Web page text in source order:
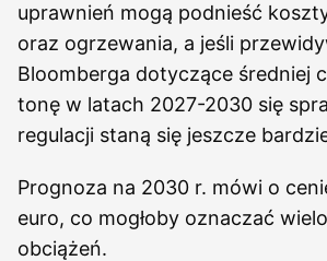
uprawnień mogą podnieść
oraz ogrzewania, a jeśli
Bloomberga dotyczące średniej
tonę w latach 2027-2030 się
regulacji staną się jeszcze
Prognoza na 2030 r. mówi o
euro, co mogłoby oznaczać
obciążeń.